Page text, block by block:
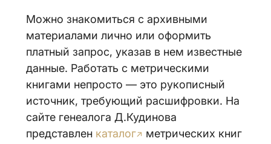
Можно знакомиться с архивными
материалами лично или оформить
платный запрос, указав в нем известные
данные. Работать с метрическими
книгами непросто — это рукописный
источник, требующий расшифровки. На
сайте генеалога Д.Кудинова
представлен каталог
метрических книг